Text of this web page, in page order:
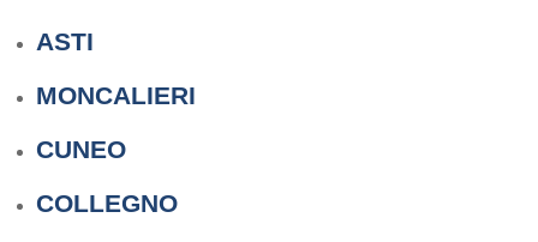
ASTI
MONCALIERI
CUNEO
COLLEGNO